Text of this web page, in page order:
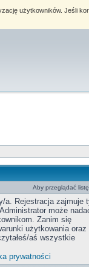
użytkowników. Jeśli
Aby przeglądać
a. Rejestracja zajmuje
może
Zanim się
użytkowania oraz
aś wszystkie
prywatności